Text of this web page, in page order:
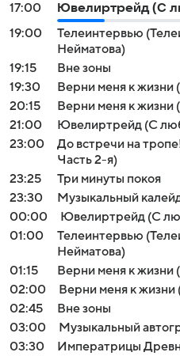
17:00
Ювелиртрейд (С
19:00
Телеинтервью
Нейматова)
19:15
Вне зоны
19:30
Верни меня к жизни
20:15
Верни меня к жизни
21:00
Ювелиртрейд (С
23:00
До встречи на
Часть 2-я)
23:25
Три минуты покоя
23:30
Музыкальный
00:00
Ювелиртрейд (С
01:00
Телеинтервью
Нейматова)
01:15
Верни меня к жизни
02:00
Верни меня к жизни
02:45
Вне зоны
03:00
Музыкальный
03:30
Императрицы